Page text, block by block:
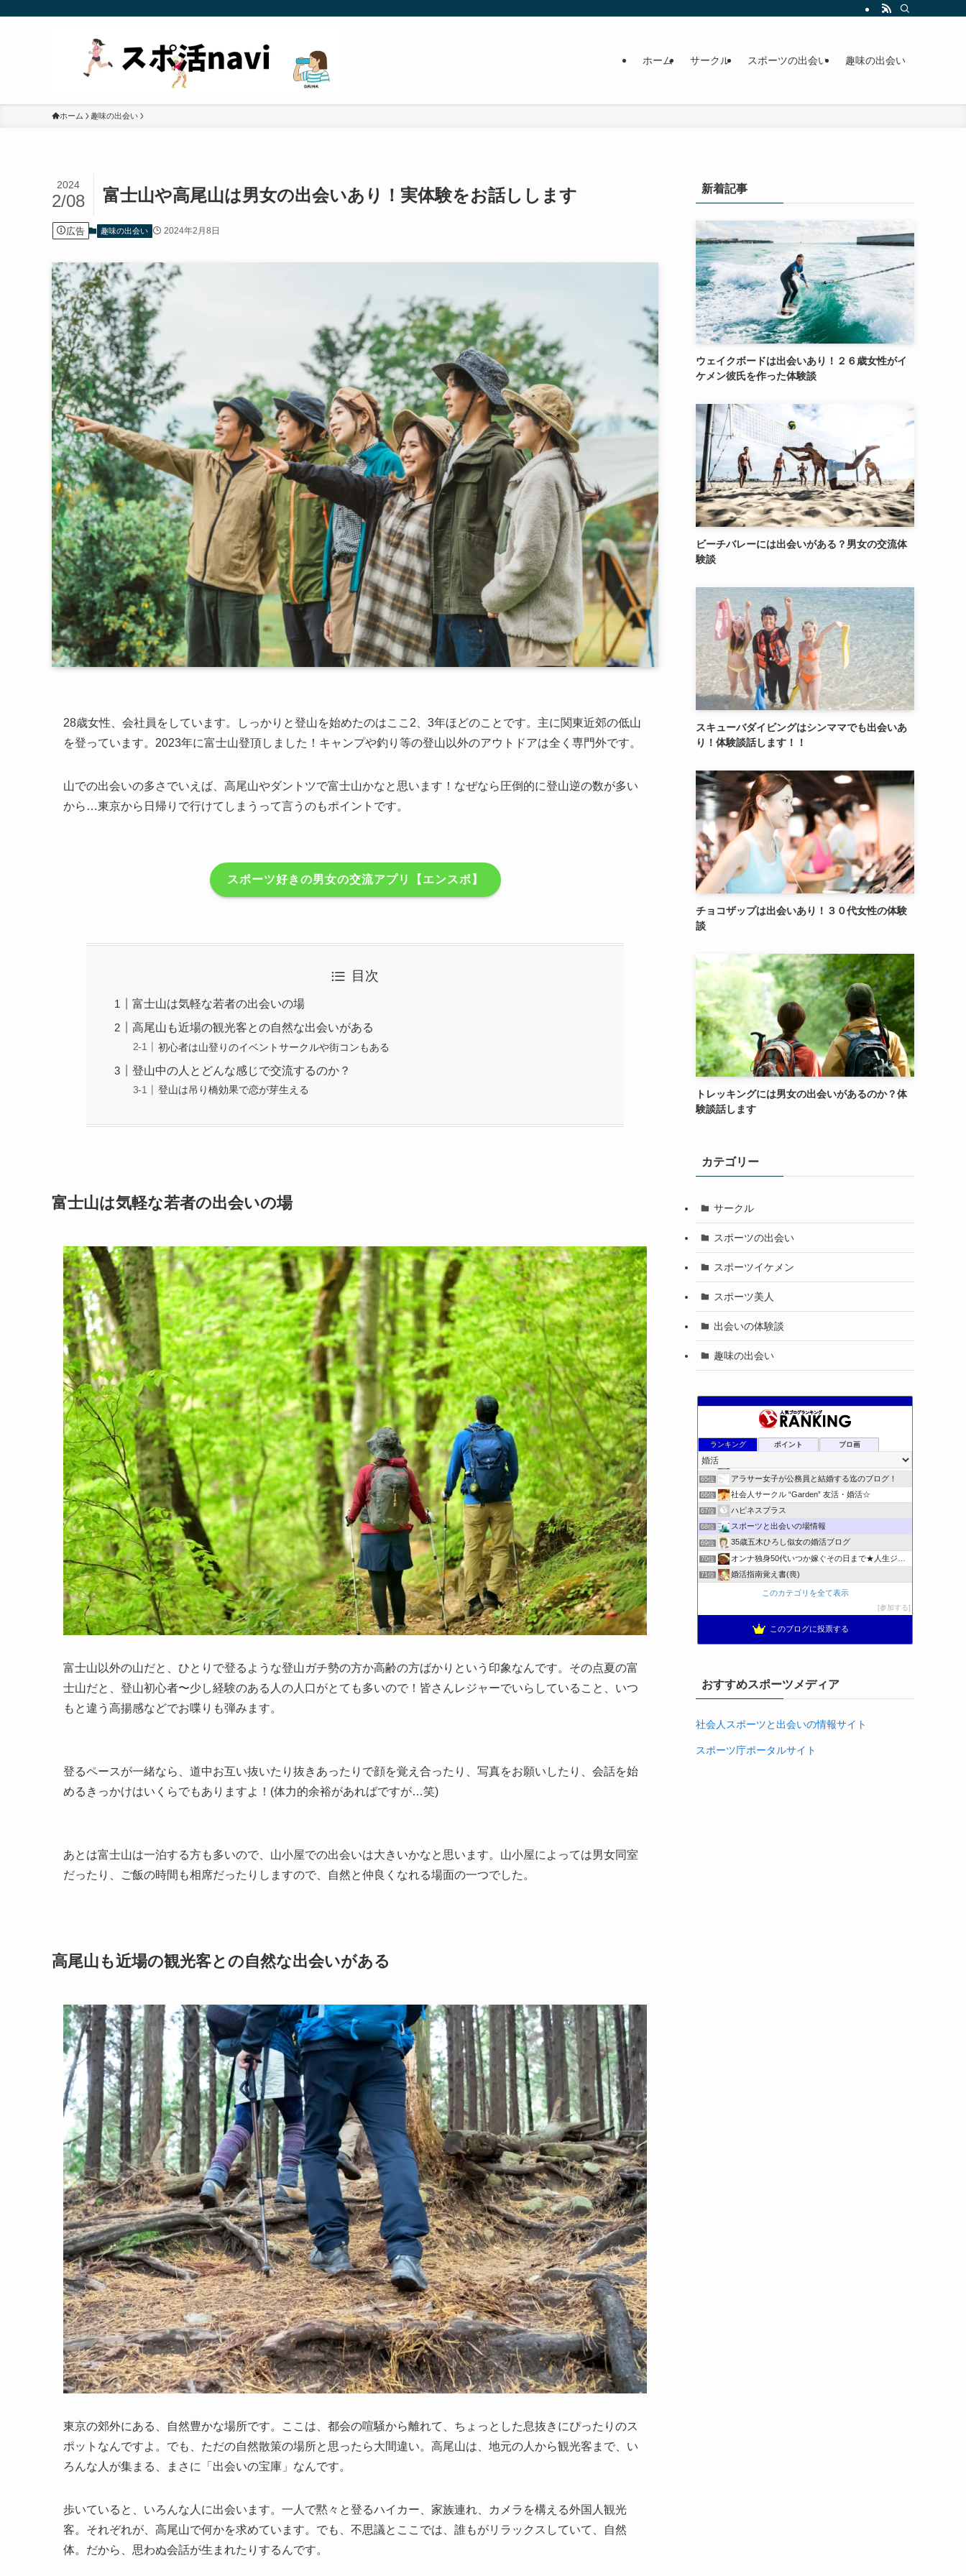
ホーム サークル スポーツの出会い 趣味の出会い
ホーム 趣味の出会い
富士山や高尾山は男女の出会いあり！実体験をお話しします
2024
2/08
広告 趣味の出会い 2024年2月8日
28歳女性、会社員をしています。しっかりと登山を始めたのはここ2、3年ほどのことです。主に関東近郊の低山
を登っています。2023年に富士山登頂しました！キャンプや釣り等の登山以外のアウトドアは全く専門外です。
山での出会いの多さでいえば、高尾山やダントツで富士山かなと思います！なぜなら圧倒的に登山逆の数が多い
から…東京から日帰りで行けてしまうって言うのもポイントです。
スポーツ好きの男女の交流アプリ【エンスポ】
目次
富士山は気軽な若者の出会いの場
高尾山も近場の観光客との自然な出会いがある
初心者は山登りのイベントサークルや街コンもある
登山中の人とどんな感じで交流するのか？
登山は吊り橋効果で恋が芽生える
富士山は気軽な若者の出会いの場
富士山以外の山だと、ひとりで登るような登山ガチ勢の方か高齢の方ばかりという印象なんです。その点夏の富
士山だと、登山初心者〜少し経験のある人の人口がとても多いので！皆さんレジャーでいらしていること、いつ
もと違う高揚感などでお喋りも弾みます。
登るペースが一緒なら、道中お互い抜いたり抜きあったりで顔を覚え合ったり、写真をお願いしたり、会話を始
めるきっかけはいくらでもありますよ！(体力的余裕があればですが…笑)
あとは富士山は一泊する方も多いので、山小屋での出会いは大きいかなと思います。山小屋によっては男女同室
だったり、ご飯の時間も相席だったりしますので、自然と仲良くなれる場面の一つでした。
高尾山も近場の観光客との自然な出会いがある
東京の郊外にある、自然豊かな場所です。ここは、都会の喧騒から離れて、ちょっとした息抜きにぴったりのス
ポットなんですよ。でも、ただの自然散策の場所と思ったら大間違い。高尾山は、地元の人から観光客まで、い
ろんな人が集まる、まさに「出会いの宝庫」なんです。
歩いていると、いろんな人に出会います。一人で黙々と登るハイカー、家族連れ、カメラを構える外国人観光
客。それぞれが、高尾山で何かを求めています。でも、不思議とここでは、誰もがリラックスしていて、自然
体。だから、思わぬ会話が生まれたりするんです。
新着記事
ウェイクボードは出会いあり！２６歳女性がイ
ケメン彼氏を作った体験談
ビーチバレーには出会いがある？男女の交流体
験談
スキューバダイビングはシンママでも出会いあ
り！体験談話します！！
チョコザップは出会いあり！３０代女性の体験
談
トレッキングには男女の出会いがあるのか？体
験談話します
カテゴリー
サークル
スポーツの出会い
スポーツイケメン
スポーツ美人
出会いの体験談
趣味の出会い
ランキング ポイント ブロ画
*ぬるオタ、まるねこ婚活ブログ*
26歳高学歴れいなの婚活奮闘記
63位 アラフォー独身男の婚活ブログ
64位
65位 アラサー女子が公務員と結婚する迄のブログ！
66位 社会人サークル “Garden” 友活・婚活☆
67位 ハピネスプラス
68位 スポーツと出会いの場情報
69位 35歳五木ひろし似女の婚活ブログ
70位 オンナ独身50代いつか嫁ぐその日まで★人生ジタバタ狂想曲★
71位 婚活指南覚え書(喪)
幸せな日々に憧れて婚活・美活頑張ってます
このカテゴリを全て表示
参加する
このブログに投票する
おすすめスポーツメディア
社会人スポーツと出会いの情報サイト
スポーツ庁ポータルサイト